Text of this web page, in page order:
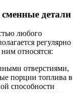
детали
любого
регулярно
относятся:
отверстиями,
порции топлива в
способности